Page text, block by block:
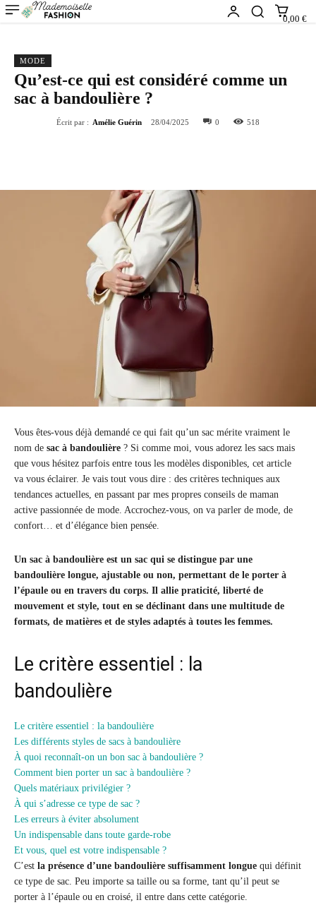
0,00 €
MODE
Qu’est-ce qui est considéré comme un
sac à bandoulière ?
Écrit par : Amélie Guérin 28/04/2025 0 518
Vous êtes-vous déjà demandé ce qui fait qu’un sac mérite vraiment le
nom de sac à bandoulière ? Si comme moi, vous adorez les sacs mais
que vous hésitez parfois entre tous les modèles disponibles, cet article
va vous éclairer. Je vais tout vous dire : des critères techniques aux
tendances actuelles, en passant par mes propres conseils de maman
active passionnée de mode. Accrochez-vous, on va parler de mode, de
confort… et d’élégance bien pensée.
Un sac à bandoulière est un sac qui se distingue par une
bandoulière longue, ajustable ou non, permettant de le porter à
l’épaule ou en travers du corps. Il allie praticité, liberté de
mouvement et style, tout en se déclinant dans une multitude de
formats, de matières et de styles adaptés à toutes les femmes.
Le critère essentiel : la
bandoulière
Le critère essentiel : la bandoulière
Les différents styles de sacs à bandoulière
À quoi reconnaît-on un bon sac à bandoulière ?
Comment bien porter un sac à bandoulière ?
Quels matériaux privilégier ?
À qui s’adresse ce type de sac ?
Les erreurs à éviter absolument
Un indispensable dans toute garde-robe
Et vous, quel est votre indispensable ?
C’est la présence d’une bandoulière suffisamment longue qui définit
ce type de sac. Peu importe sa taille ou sa forme, tant qu’il peut se
porter à l’épaule ou en croisé, il entre dans cette catégorie.